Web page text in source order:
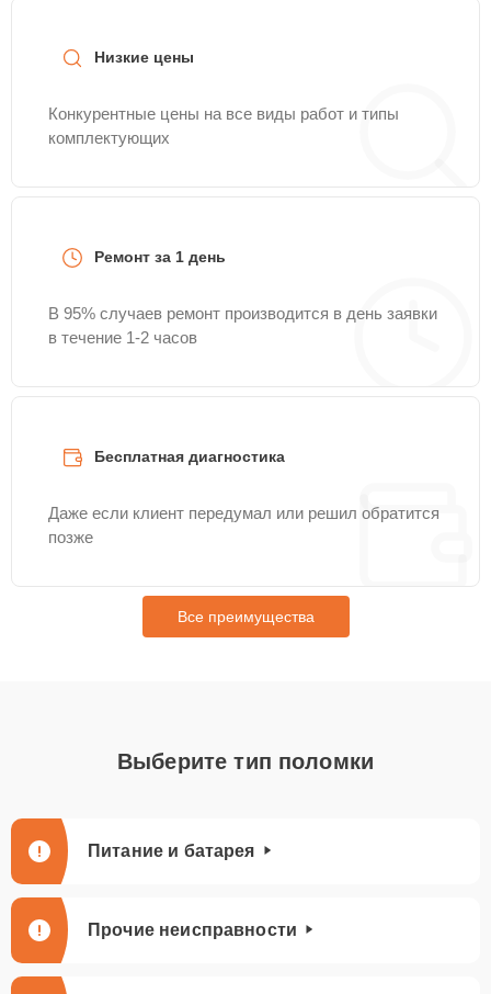
Низкие цены
Конкурентные цены на все виды работ и типы
комплектующих
Ремонт за 1 день
В 95% случаев ремонт производится в день заявки
в течение 1-2 часов
Бесплатная диагностика
Даже если клиент передумал или решил обратится
позже
Все преимущества
Выберите тип поломки
Питание и батарея
Прочие неисправности